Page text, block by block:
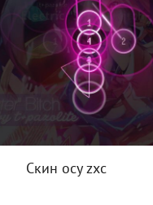
Скин осу zxc